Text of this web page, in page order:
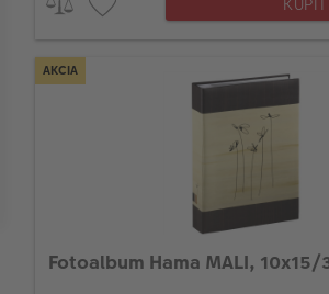
AKCIA
Fotoalbum Hama MALI, 10x15/